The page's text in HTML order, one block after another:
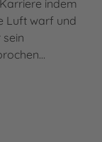
indem
Luft warf und